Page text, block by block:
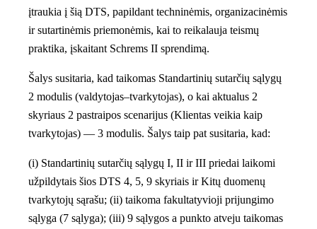
įtraukia į šią DTS, papildant techninėmis, organizacinėmis
ir sutartinėmis priemonėmis, kai to reikalauja teismų
praktika, įskaitant Schrems II sprendimą.
Šalys susitaria, kad taikomas Standartinių sutarčių sąlygų
2 modulis (valdytojas–tvarkytojas), o kai aktualus 2
skyriaus 2 pastraipos scenarijus (Klientas veikia kaip
tvarkytojas) — 3 modulis. Šalys taip pat susitaria, kad:
(i) Standartinių sutarčių sąlygų I, II ir III priedai laikomi
užpildytais šios DTS 4, 5, 9 skyriais ir Kitų duomenų
tvarkytojų sąrašu; (ii) taikoma fakultatyvioji prijungimo
sąlyga (7 sąlyga); (iii) 9 sąlygos a punkto atveju taikomas